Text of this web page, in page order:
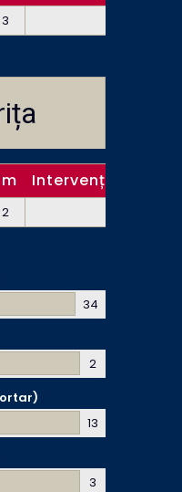
3
Intervenții
2
34
2
13
3